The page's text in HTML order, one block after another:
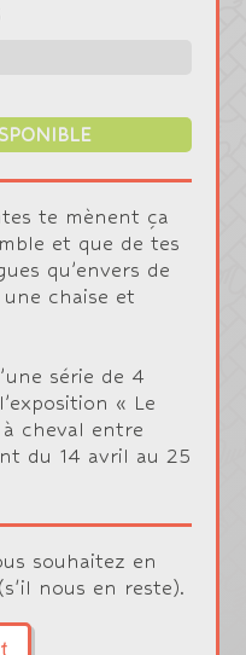
te mènent ça
et que de tes
qu’envers de
chaise et
série de 4
« Le
cheval entre
du 14 avril au 25
souhaitez en
nous en reste).